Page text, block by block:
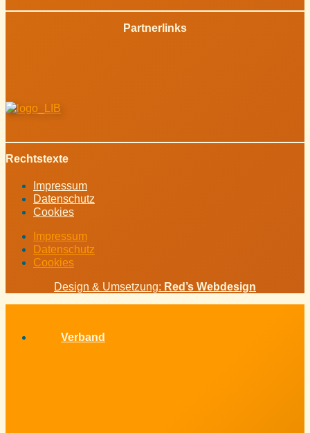
Partnerlinks
Rechtstexte
Impressum
Datenschutz
Cookies
Impressum
Datenschutz
Cookies
Design & Umsetzung: Red’s Webdesign
Verband